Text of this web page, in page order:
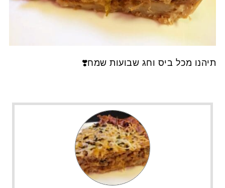
תיהנו מכל ביס וחג שבועות שמח❣️